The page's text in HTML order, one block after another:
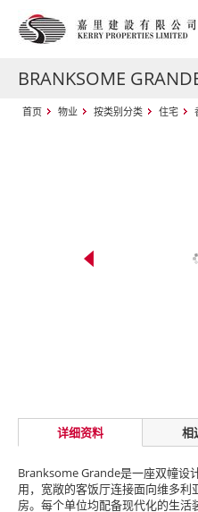
BRANKSOME
首页 物业 按类别分类 住宅
详细资料 相
Branksome Grande是一座双幢设
用，宽敞的客饭厅连接面向维多
房。每个单位均配备现代化的生